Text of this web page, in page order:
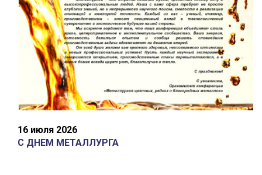
16 июля 2026
С ДНЕМ МЕТАЛЛУРГА